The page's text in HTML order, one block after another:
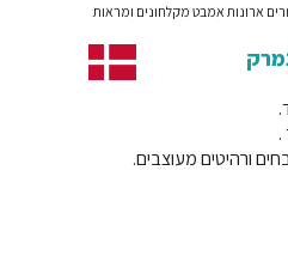
ארונות אמבט מקלחונים ומראות
.
ורהיטים מעוצבים.